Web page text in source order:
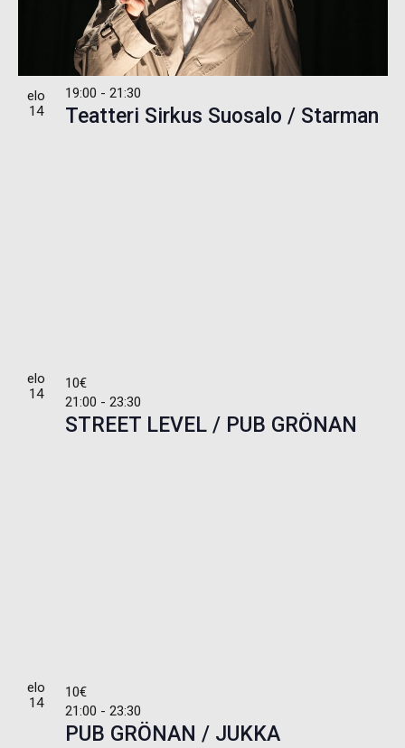
elo
14
Teatteri Sirkus Suosalo / Starman
19:00 - 21:30
elo
14
STREET LEVEL / PUB GRÖNAN
21:00 - 23:30
10€
elo
14
PUB GRÖNAN / JUKKA
21:00 - 23:30
10€